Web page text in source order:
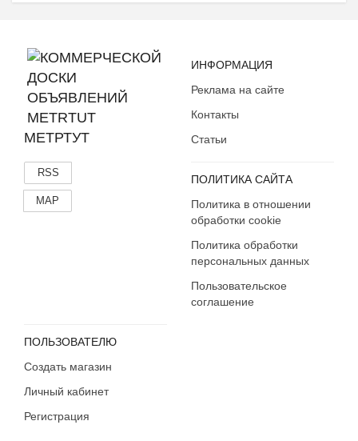
МЕТРТУТ
RSS
MAP
ИНФОРМАЦИЯ
Реклама на сайте
Контакты
Статьи
ПОЛИТИКА САЙТА
Политика в отношении
обработки cookie
Политика обработки
персональных данных
Пользовательское
соглашение
ПОЛЬЗОВАТЕЛЮ
Создать магазин
Личный кабинет
Регистрация